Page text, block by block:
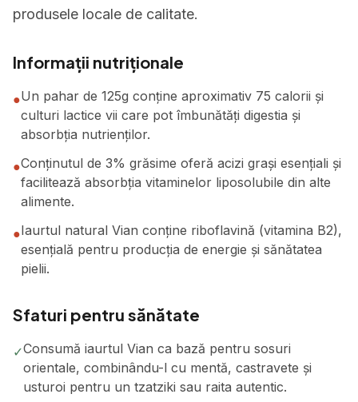
produsele locale de calitate.
Informații nutriționale
●Un pahar de 125g conține aproximativ 75 calorii și
culturi lactice vii care pot îmbunătăți digestia și
absorbția nutrienților.
●Conținutul de 3% grăsime oferă acizi grași esențiali și
facilitează absorbția vitaminelor liposolubile din alte
alimente.
●Iaurtul natural Vian conține riboflavină (vitamina B2),
esențială pentru producția de energie și sănătatea
pielii.
Sfaturi pentru sănătate
✓Consumă iaurtul Vian ca bază pentru sosuri
orientale, combinându-l cu mentă, castravete și
usturoi pentru un tzatziki sau raita autentic.